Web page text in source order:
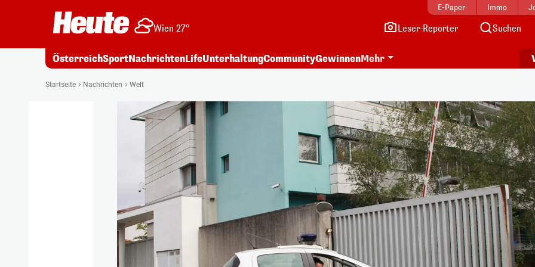
E-Paper Immo
Wien 27° Leser-Reporter Suchen
ÖsterreichSportNachrichtenLifeUnterhaltungCommunityGewinnenMehr
Startseite Nachrichten Welt